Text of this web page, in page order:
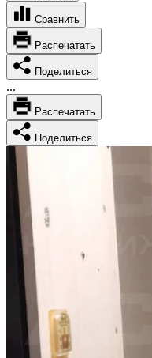
Сравнить
Распечатать
Поделиться
...
Распечатать
Поделиться